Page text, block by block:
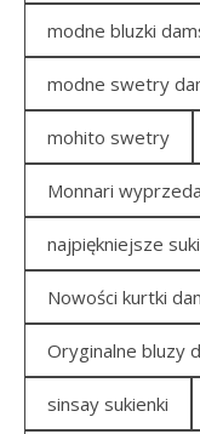
modne bluzki
modne swetry
mohito swetry
Monnari
najpiękniejsze
Nowości kurtki
Oryginalne bluzy
sinsay sukienki